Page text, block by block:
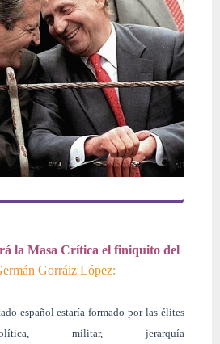
la Masa Crítica el finiquito del
Gorráiz López:
español estaría formado por las élites
militar, jerarquía